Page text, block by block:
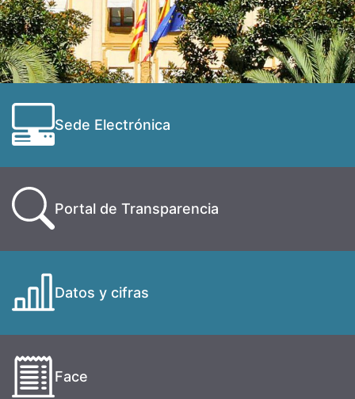
Sede Electrónica
Portal de Transparencia
Datos y cifras
Face